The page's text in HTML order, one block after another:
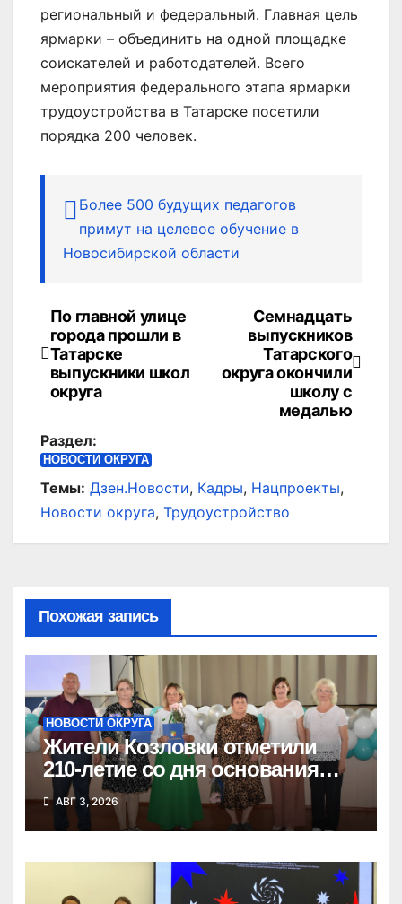
региональный и федеральный. Главная цель
ярмарки – объединить на одной площадке
соискателей и работодателей. Всего
мероприятия федерального этапа ярмарки
трудоустройства в Татарске посетили
порядка 200 человек.
Более 500 будущих педагогов
примут на целевое обучение в
Новосибирской области
Навигация
по
записям
Семнадцать
выпускников
Татарского
округа окончили
школу с
медалью
По главной улице
города прошли в
Татарске
выпускники школ
округа
Раздел:
НОВОСТИ ОКРУГА
Темы: Дзен.Новости, Кадры, Нацпроекты,
Новости округа, Трудоустройство
Похожая запись
НОВОСТИ ОКРУГА
Жители Козловки отметили
210-летие со дня основания
села
АВГ 3, 2026